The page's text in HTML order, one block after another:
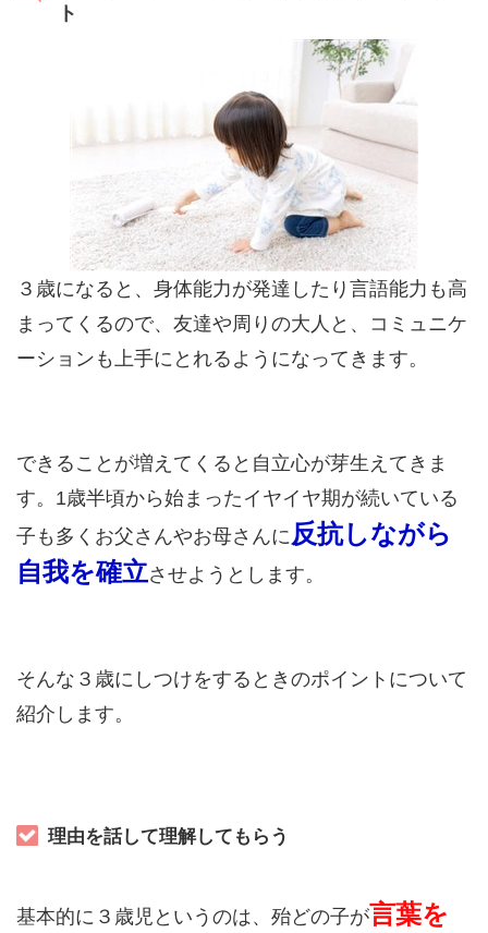
ト
３歳になると、身体能力が発達したり言語能力も高
まってくるので、友達や周りの大人と、コミュニケ
ーションも上手にとれるようになってきます。
できることが増えてくると自立心が芽生えてきま
す。1歳半頃から始まったイヤイヤ期が続いている
子も多くお父さんやお母さんに 反抗しながら
自我を確立させようとします。
そんな３歳にしつけをするときのポイントについて
紹介します。
理由を話して理解してもらう
基本的に３歳児というのは、殆どの子が言葉を